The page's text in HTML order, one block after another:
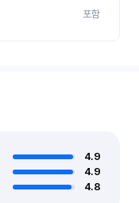
포함
4.9
4.9
4.8